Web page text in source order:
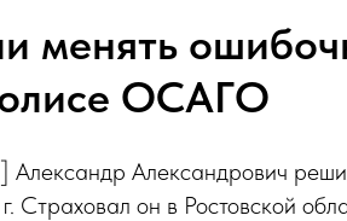
менять
ОСАГО
Александрович
он в Ростовской